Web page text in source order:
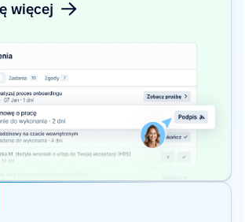
więcej